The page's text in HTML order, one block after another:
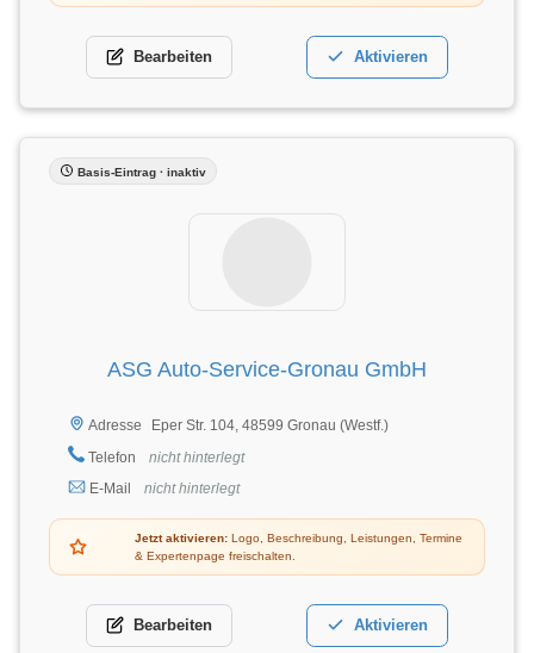
Bearbeiten Aktivieren
Basis-Eintrag · inaktiv
ASG Auto-Service-Gronau GmbH
Adresse
Eper Str. 104, 48599 Gronau (Westf.)
Telefon
nicht hinterlegt
E-Mail
nicht hinterlegt
Jetzt aktivieren: Logo, Beschreibung, Leistungen, Termine
& Expertenpage freischalten.
Bearbeiten Aktivieren